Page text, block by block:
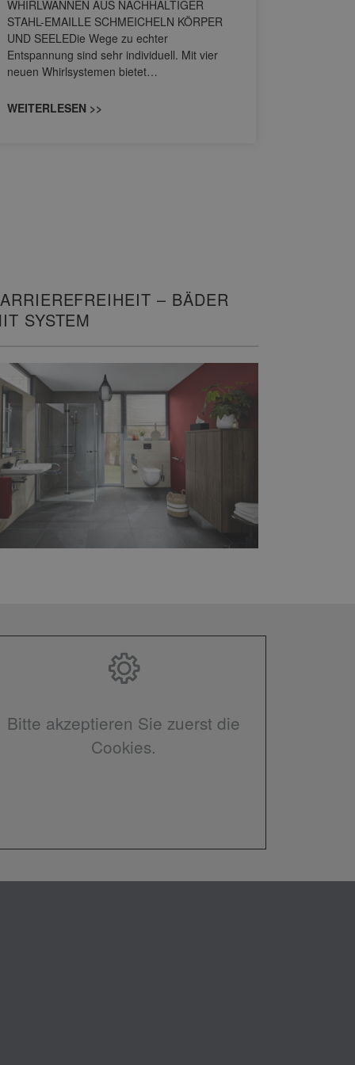
WHIRLWANNEN AUS NACHHALTIGER
STAHL-EMAILLE SCHMEICHELN KÖRPER
UND SEELEDie Wege zu echter
Entspannung sind sehr individuell. Mit vier
neuen Whirlsystemen bietet…
WEITERLESEN >>
– BÄDER
SYSTEM
Bitte akzeptieren Sie zuerst die
Cookies.